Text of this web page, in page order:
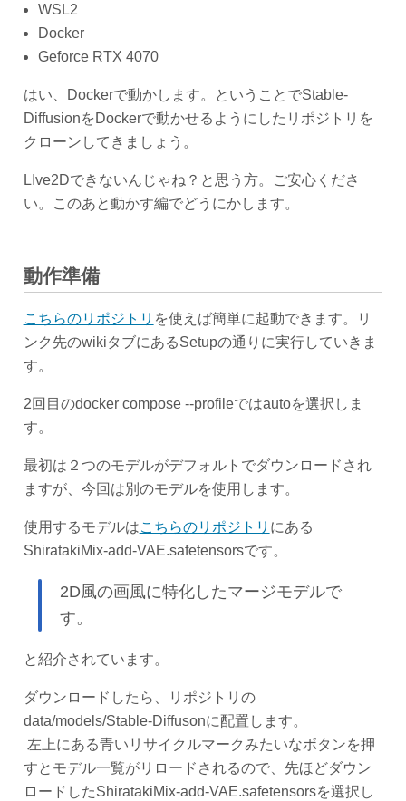
WSL2
Docker
Geforce RTX 4070
はい、Dockerで動かします。ということでStable-
DiffusionをDockerで動かせるようにしたリポジトリを
クローンしてきましょう。
LIve2Dできないんじゃね？と思う方。ご安心くださ
い。このあと動かす編でどうにかします。
動作準備
こちらのリポジトリ を使えば簡単に起動できます。リ
ンク先のwikiタブにあるSetupの通りに実行していきま
す。
2回目のdocker compose --profileではautoを選択しま
す。
最初は２つのモデルがデフォルトでダウンロードされ
ますが、今回は別のモデルを使用します。
使用するモデルはこちらのリポジトリ にある
ShiratakiMix-add-VAE.safetensorsです。
2D風の画風に特化したマージモデルで
す。
と紹介されています。
ダウンロードしたら、リポジトリの
data/models/Stable-Diffusonに配置します。
左上にある青いリサイクルマークみたいなボタンを押
すとモデル一覧がリロードされるので、先ほどダウン
ロードしたShiratakiMix-add-VAE.safetensorsを選択し